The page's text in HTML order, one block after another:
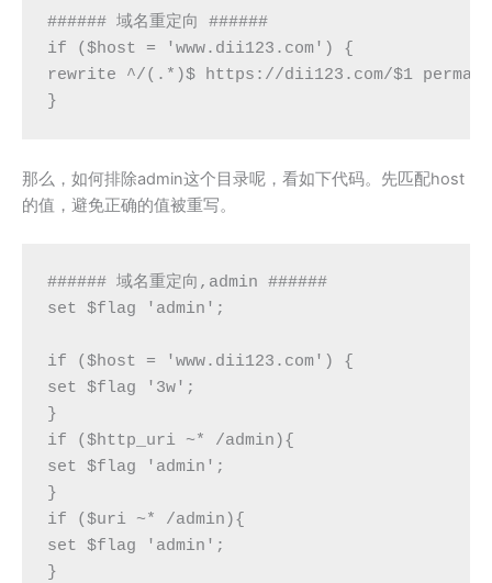
###### 域名重定向 ######
if ($host = 'www.dii123.com') {
rewrite ^/(.*)$ https://dii123.com/$1
}
那么，如何排除admin这个目录呢，看如下代码。先匹配host
的值，避免正确的值被重写。
###### 域名重定向,admin ######
set $flag 'admin';
if ($host = 'www.dii123.com') {
set $flag '3w';
}
if ($http_uri ~* /admin){
set $flag 'admin';
}
if ($uri ~* /admin){
set $flag 'admin';
}